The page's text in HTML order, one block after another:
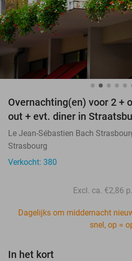
Overnachting(en) voor 2 +
out + evt. diner in
Le Jean-Sébastien Bach
Strasbourg
Verkocht: 380
Excl. ca. €2,86
Dagelijks om middernacht
snel, op =
In het kort